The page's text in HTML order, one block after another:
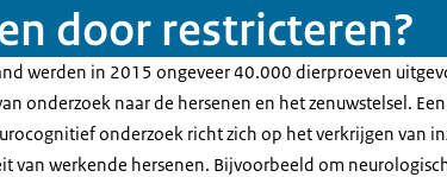
door restricteren?
werden in 2015 ongeveer 40.000 dierproeven
onderzoek naar de hersenen en het zenuwstelsel.
onderzoek richt zich op het verkrijgen van
van werkende hersenen. Bijvoorbeeld om